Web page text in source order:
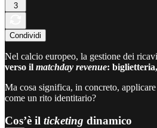
3
Condividi
Nel calcio europeo, la gestione dei
verso il matchday revenue: biglietteria,
Ma cosa significa, in concreto,
come un rito identitario?
Cos’è il ticketing dinamico